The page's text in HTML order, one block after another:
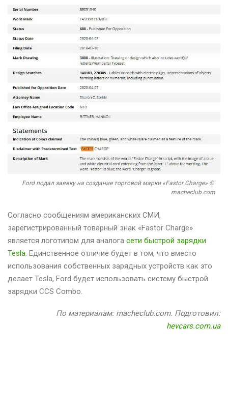
Ford подал заявку на создание торговой марки «Fastor Charge» ©
macheclub.com
Согласно сообщениям американских СМИ,
зарегистрированный товарный знак «Fastor Charge»
является логотипом для аналога сети быстрой зарядки
Tesla. Единственное отличие будет в том, что вместо
использования собственных зарядных устройств как это
делает Tesla, Ford будет использовать систему быстрой
зарядки CCS Combo.
По материалам: macheclub.com. Подготовил:
hevcars.com.ua